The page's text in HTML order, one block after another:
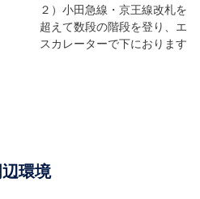
２）小田急線・京王線改札を
超えて数段の階段を登り、エ
スカレーターで下におります
辺環境